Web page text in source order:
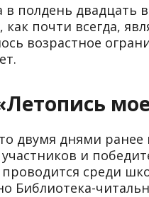
полдень двадцать
почти всегда,
возрастное
двумя днями ранее
и
среди
Библиотека-